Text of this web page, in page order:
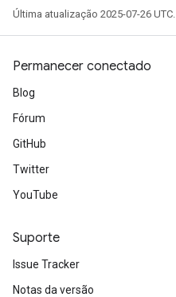
Última atualização 2025-07-26 UTC.
Permanecer conectado
Blog
Fórum
GitHub
Twitter
YouTube
Suporte
Issue Tracker
Notas da versão